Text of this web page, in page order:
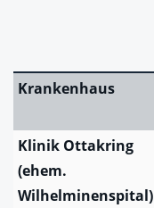
Krankenhaus
Klinik Ottakring
(ehem.
Wilhelminenspital)